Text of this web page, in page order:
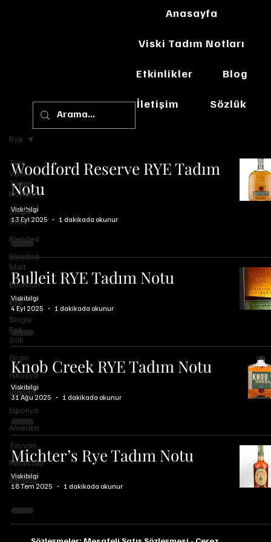
Anasayfa
Viski Tadım Notları
Etkinlikler Blog
İletişim Sözlük
Tüm
Viski
Tadım
Notları
Single
Malt
Blended
Blended
Malt
Bourbon
Rye
Single
Pot
Still
Grain
İskoçya
İrlanda
Japonya
Amerika
Tayvan
Hindistan
Kanada
Rye
Woodford Reserve RYE Tadım
Notu
Viskibilgi
13 Eyl 2025
1 dakikada okunur
Bulleit RYE Tadım Notu
Viskibilgi
4 Eyl 2025
1 dakikada okunur
Knob Creek RYE Tadım Notu
Viskibilgi
31 Ağu 2025
1 dakikada okunur
Michter’s Rye Tadım Notu
Viskibilgi
18 Tem 2025
1 dakikada okunur